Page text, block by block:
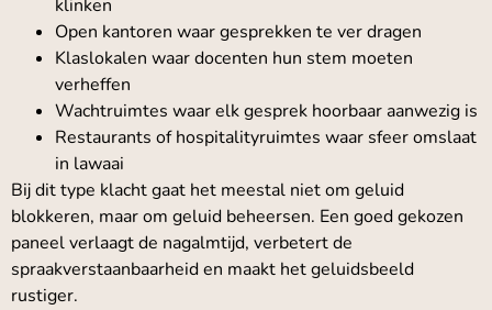
klinken
Open kantoren waar gesprekken te ver dragen
Klaslokalen waar docenten hun stem moeten
verheffen
Wachtruimtes waar elk gesprek hoorbaar aanwezig is
Restaurants of hospitalityruimtes waar sfeer omslaat
in lawaai
Bij dit type klacht gaat het meestal niet om geluid
blokkeren, maar om geluid beheersen. Een goed gekozen
paneel verlaagt de nagalmtijd, verbetert de
spraakverstaanbaarheid en maakt het geluidsbeeld
rustiger.